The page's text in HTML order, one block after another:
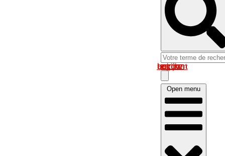
Log in om uw account te bekijken
Open menu